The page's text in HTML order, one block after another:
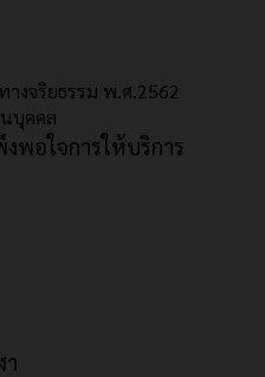
งจริยธรรม พ.ศ.2562
บุคคล
พอใจการให้บริการ